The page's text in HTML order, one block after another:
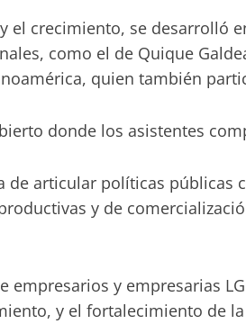
crecimiento, se desarrolló
como el de Quique
quien también
donde los asistentes
articular políticas públicas
y de
y empresarias
y el fortalecimiento de